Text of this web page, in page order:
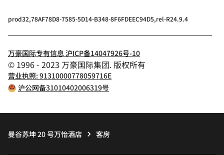
prod32,78AF78D8-7585-5D14-B348-8F6FDEEC94D5,rel-R24.9.4
万豪国际专有信息 沪ICP备14047926号-10
© 1996 - 2023 万豪国际集团. 版权所有
营业执照: 91310000778059716E
沪公网备31010402006319号
曼谷苏坤 20 号万怡酒店 客房